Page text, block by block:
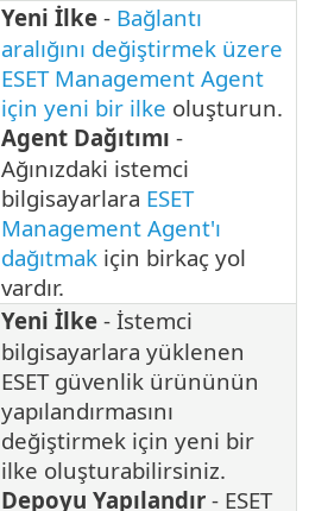
Yeni İlke - Bağlantı
aralığını değiştirmek üzere
ESET Management Agent
için yeni bir ilke oluşturun.
Agent Dağıtımı -
Ağınızdaki istemci
bilgisayarlara ESET
Management Agent'ı
dağıtmak için birkaç yol
vardır.
Yeni İlke - İstemci
bilgisayarlara yüklenen
ESET güvenlik ürününün
yapılandırmasını
değiştirmek için yeni bir
ilke oluşturabilirsiniz.
Depoyu Yapılandır - ESET